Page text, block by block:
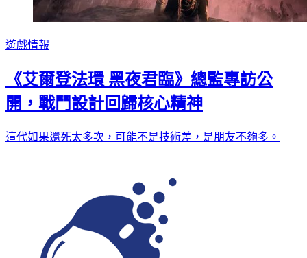
遊戲情報
《艾爾登法環 黑夜君臨》總監專訪公
開，戰鬥設計回歸核心精神
這代如果還死太多次，可能不是技術差，是朋友不夠多。